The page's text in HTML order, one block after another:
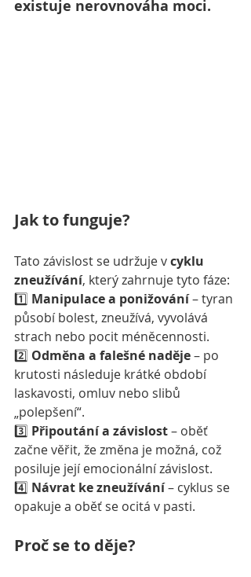
existuje nerovnováha moci.
Jak to funguje?
Tato závislost se udržuje v cyklu
zneužívání, který zahrnuje tyto fáze:
1️⃣ Manipulace a ponižování – tyran
působí bolest, zneužívá, vyvolává
strach nebo pocit méněcennosti.
2️⃣ Odměna a falešné naděje – po
krutosti následuje krátké období
laskavosti, omluv nebo slibů
„polepšení“.
3️⃣ Připoutání a závislost – oběť
začne věřit, že změna je možná, což
posiluje její emocionální závislost.
4️⃣ Návrat ke zneužívání – cyklus se
opakuje a oběť se ocitá v pasti.
Proč se to děje?